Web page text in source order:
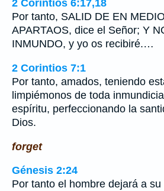
2 Corintios 6:17,18
Por tanto, SALID DE EN
APARTAOS, dice el Señor; Y
INMUNDO, y yo os recibiré.…
2 Corintios 7:1
Por tanto, amados, teniendo
limpiémonos de toda
espíritu, perfeccionando la
Dios.
forget
Génesis 2:24
Por tanto el hombre dejará a